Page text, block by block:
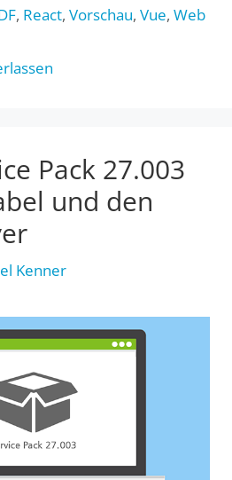
, React, Vorschau, Vue, Web
Pack 27.003
und den
Kenner